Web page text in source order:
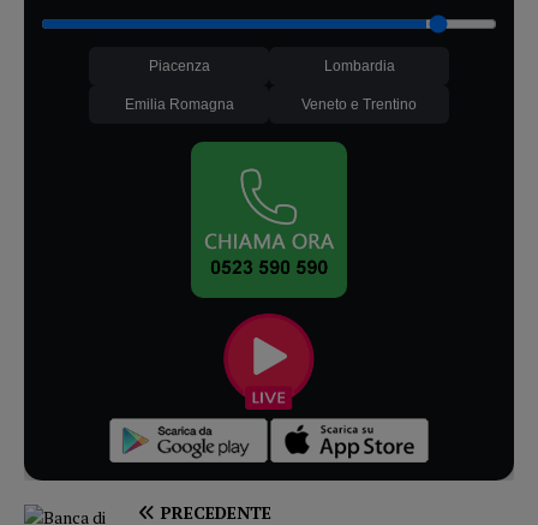
Piacenza Lombardia
Emilia Romagna Veneto e Trentino
PRECEDENTE